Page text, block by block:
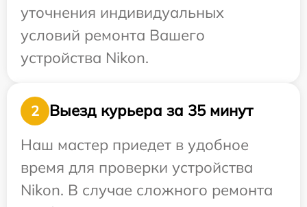
уточнения индивидуальных
условий ремонта Вашего
устройства Nikon.
2
Выезд курьера за 35 минут
Наш мастер приедет в удобное
время для проверки устройства
Nikon. В случае сложного ремонта